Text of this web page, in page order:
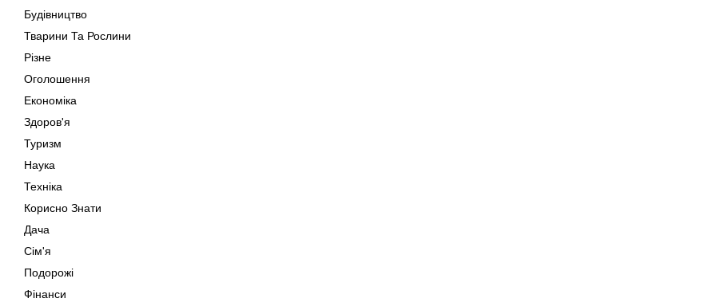
Будівництво
Тварини Та Рослини
Різне
Оголошення
Економіка
Здоров'я
Туризм
Наука
Техніка
Корисно Знати
Дача
Сім'я
Подорожі
Фінанси